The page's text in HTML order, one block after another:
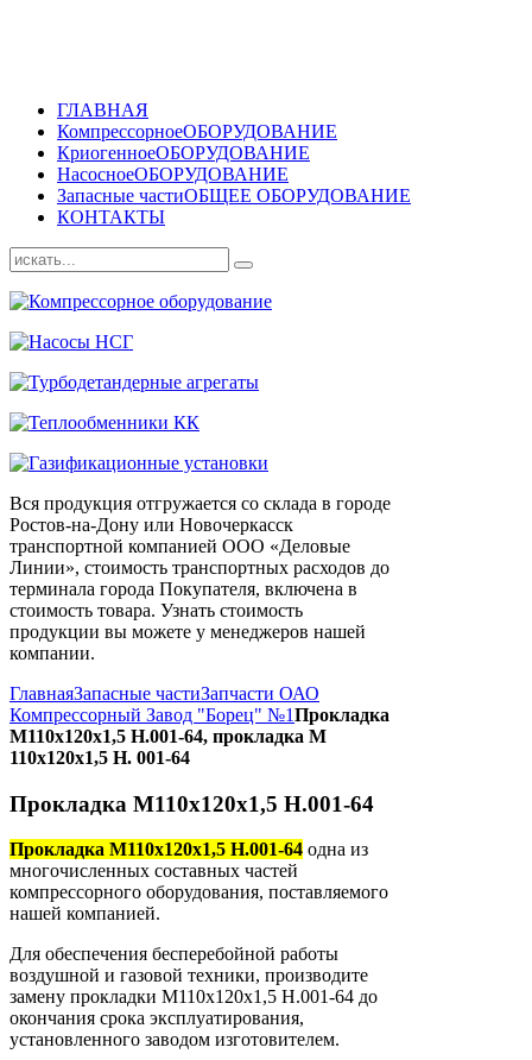
ГЛАВНАЯ
КомпрессорноеОБОРУДОВАНИЕ
КриогенноеОБОРУДОВАНИЕ
НасосноеОБОРУДОВАНИЕ
Запасные частиОБЩЕЕ ОБОРУДОВАНИЕ
КОНТАКТЫ
Вся продукция отгружается со склада в городе
Ростов-на-Дону или Новочеркасск
транспортной компанией ООО «Деловые
Линии», стоимость транспортных расходов до
терминала города Покупателя, включена в
стоимость товара. Узнать стоимость
продукции вы можете у менеджеров нашей
компании.
ГлавнаяЗапасные частиЗапчасти ОАО
Компрессорный Завод "Борец" №1Прокладка
М110х120х1,5 Н.001-64, прокладка М
110х120х1,5 Н. 001-64
Прокладка М110х120х1,5 Н.001-64
Прокладка М110х120х1,5 Н.001-64 одна из
многочисленных составных частей
компрессорного оборудования, поставляемого
нашей компанией.
Для обеспечения бесперебойной работы
воздушной и газовой техники, производите
замену прокладки М110х120х1,5 Н.001-64 до
окончания срока эксплуатирования,
установленного заводом изготовителем.